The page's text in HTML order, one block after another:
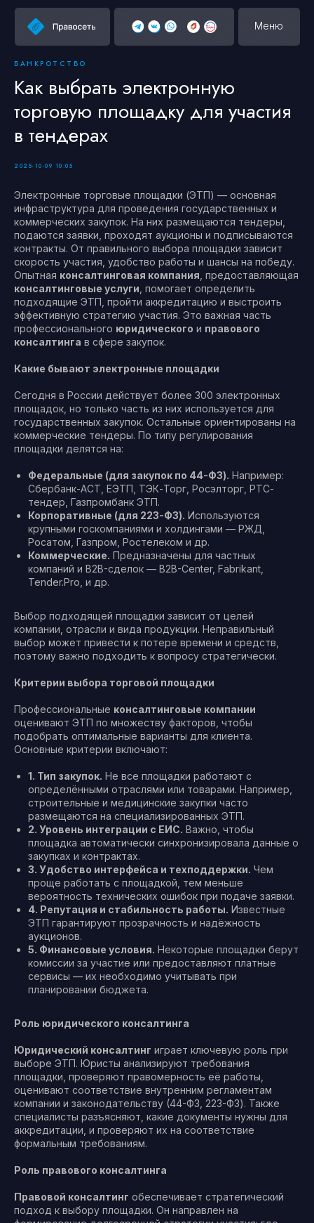
Меню
БАНКРОТСТВО
Как выбрать электронную
торговую площадку для участия
в тендерах
2025-10-09 10:05
Электронные торговые площадки (ЭТП) — основная
инфраструктура для проведения государственных и
коммерческих закупок. На них размещаются тендеры,
подаются заявки, проходят аукционы и подписываются
контракты. От правильного выбора площадки зависит
скорость участия, удобство работы и шансы на победу.
Опытная консалтинговая компания , предоставляющая
консалтинговые услуги , помогает определить
подходящие ЭТП, пройти аккредитацию и выстроить
эффективную стратегию участия. Это важная часть
профессионального юридического и правового
консалтинга в сфере закупок.
Какие бывают электронные площадки
Сегодня в России действует более 300 электронных
площадок, но только часть из них используется для
государственных закупок. Остальные ориентированы на
коммерческие тендеры. По типу регулирования
площадки делятся на:
Федеральные (для закупок по 44-ФЗ). Например:
Сбербанк-АСТ, ЕЭТП, ТЭК-Торг, Росэлторг, РТС-
тендер, Газпромбанк ЭТП.
Корпоративные (для 223-ФЗ). Используются
крупными госкомпаниями и холдингами — РЖД,
Росатом, Газпром, Ростелеком и др.
Коммерческие. Предназначены для частных
компаний и B2B-сделок — B2B-Center, Fabrikant,
Tender.Pro, и др.
Выбор подходящей площадки зависит от целей
компании, отрасли и вида продукции. Неправильный
выбор может привести к потере времени и средств,
поэтому важно подходить к вопросу стратегически.
Критерии выбора торговой площадки
Профессиональные консалтинговые компании
оценивают ЭТП по множеству факторов, чтобы
подобрать оптимальные варианты для клиента.
Основные критерии включают:
1. Тип закупок. Не все площадки работают с
определёнными отраслями или товарами. Например,
строительные и медицинские закупки часто
размещаются на специализированных ЭТП.
2. Уровень интеграции с ЕИС. Важно, чтобы
площадка автоматически синхронизировала данные о
закупках и контрактах.
3. Удобство интерфейса и техподдержки. Чем
проще работать с площадкой, тем меньше
вероятность технических ошибок при подаче заявки.
4. Репутация и стабильность работы. Известные
ЭТП гарантируют прозрачность и надёжность
аукционов.
5. Финансовые условия. Некоторые площадки берут
комиссии за участие или предоставляют платные
сервисы — их необходимо учитывать при
планировании бюджета.
Роль юридического консалтинга
Юридический консалтинг играет ключевую роль при
выборе ЭТП. Юристы анализируют требования
площадки, проверяют правомерность её работы,
оценивают соответствие внутренним регламентам
компании и законодательству (44-ФЗ, 223-ФЗ). Также
специалисты разъясняют, какие документы нужны для
аккредитации, и проверяют их на соответствие
формальным требованиям.
Роль правового консалтинга
Правовой консалтинг обеспечивает стратегический
подход к выбору площадки. Он направлен на